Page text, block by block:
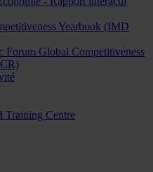
Yearbook (IMD
Forum Global Competitiveness
Training Centre